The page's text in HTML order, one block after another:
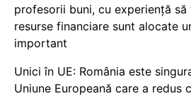
profesorii buni, cu experiență
resurse financiare sunt alocate
important
Unici în UE: România este
Uniune Europeană care a redus